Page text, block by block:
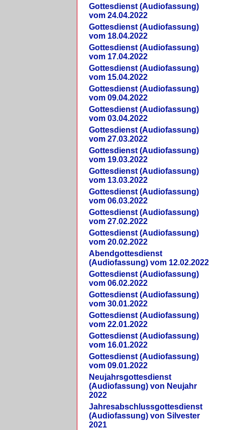
Gottesdienst (Audiofassung)
vom 24.04.2022
Gottesdienst (Audiofassung)
vom 18.04.2022
Gottesdienst (Audiofassung)
vom 17.04.2022
Gottesdienst (Audiofassung)
vom 15.04.2022
Gottesdienst (Audiofassung)
vom 09.04.2022
Gottesdienst (Audiofassung)
vom 03.04.2022
Gottesdienst (Audiofassung)
vom 27.03.2022
Gottesdienst (Audiofassung)
vom 19.03.2022
Gottesdienst (Audiofassung)
vom 13.03.2022
Gottesdienst (Audiofassung)
vom 06.03.2022
Gottesdienst (Audiofassung)
vom 27.02.2022
Gottesdienst (Audiofassung)
vom 20.02.2022
Abendgottesdienst
(Audiofassung) vom 12.02.2022
Gottesdienst (Audiofassung)
vom 06.02.2022
Gottesdienst (Audiofassung)
vom 30.01.2022
Gottesdienst (Audiofassung)
vom 22.01.2022
Gottesdienst (Audiofassung)
vom 16.01.2022
Gottesdienst (Audiofassung)
vom 09.01.2022
Neujahrsgottesdienst
(Audiofassung) von Neujahr
2022
Jahresabschlussgottesdienst
(Audiofassung) von Silvester
2021